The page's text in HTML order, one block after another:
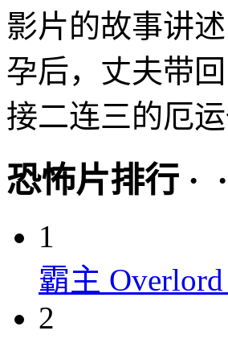
影片的故事讲
孕后，丈夫带
接二连三的厄
恐怖片排行 ·
1
霸主
2